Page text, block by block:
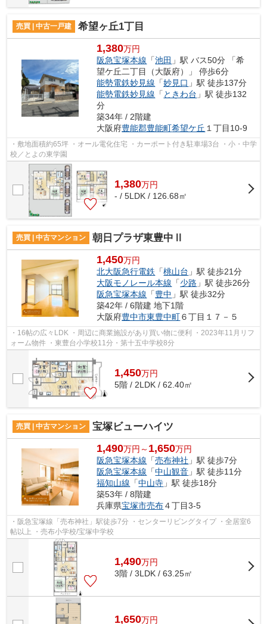
売買 | 中古一戸建 希望ヶ丘1丁目
1,380万円
阪急宝塚本線 「池田 」駅 バス50分 「希
望ケ丘二丁目（大阪府）」 停歩6分
能勢電鉄妙見線 「妙見口 」駅 徒歩137分
能勢電鉄妙見線 「 ときわ台 」駅 徒歩132
分
築34年 / 2階建
大阪府豊能郡豊能町希望ケ丘 １丁目10-9
・敷地面積約65坪 ・オール電化住宅 ・カーポート付き駐車場3台 ・小・中学
校／とよの東学園
1,380万円
- / 5LDK / 126.68㎡
売買 | 中古マンション 朝日プラザ東豊中Ⅱ
1,450万円
北大阪急行電鉄 「桃山台 」駅 徒歩21分
大阪モノレール本線 「少路 」駅 徒歩26分
阪急宝塚本線 「豊中 」駅 徒歩32分
築42年 / 6階建 地下1階
大阪府豊中市東豊中町６丁目１７－５
・16帖の広々LDK ・周辺に商業施設があり買い物に便利 ・2023年11月リフ
ォーム物件 ・東豊台小学校11分・第十五中学校8分
1,450万円
5階 / 2LDK / 62.40㎡
売買 | 中古マンション 宝塚ビューハイツ
1,490万円～ 1,650万円
阪急宝塚本線 「売布神社 」駅 徒歩7分
阪急宝塚本線 「中山観音 」駅 徒歩11分
福知山線 「中山寺 」駅 徒歩18分
築53年 / 8階建
兵庫県宝塚市売布４丁目3-5
・阪急宝塚線「売布神社」駅徒歩7分 ・センターリビングタイプ ・全居室6
帖以上 ・売布小学校/宝塚中学校
1,490万円
3階 / 3LDK / 63.25㎡
1,650万円